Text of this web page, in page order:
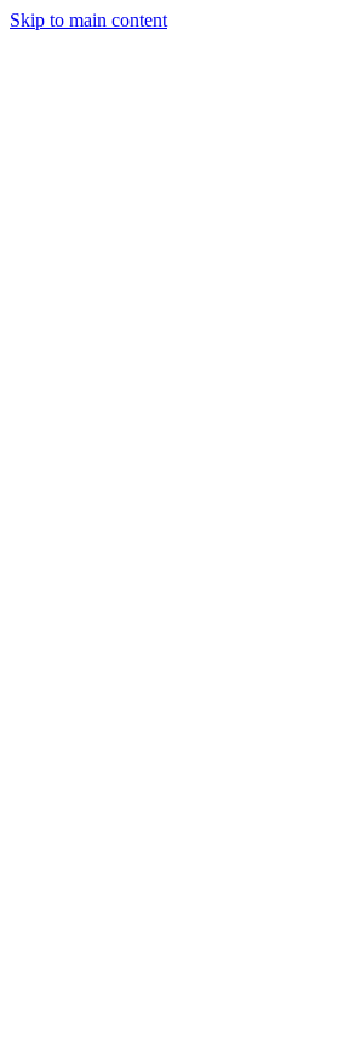
Skip to main content